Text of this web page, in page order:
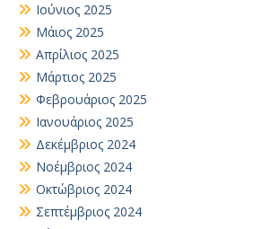
Ιούνιος 2025
Μάιος 2025
Απρίλιος 2025
Μάρτιος 2025
Φεβρουάριος 2025
Ιανουάριος 2025
Δεκέμβριος 2024
Νοέμβριος 2024
Οκτώβριος 2024
Σεπτέμβριος 2024